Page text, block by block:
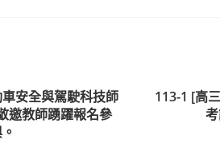
車安全與駕駛科技師
邀教師踴躍報名參
113-1 [高